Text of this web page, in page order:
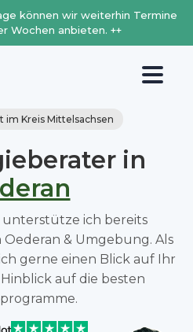
können wir weiterhin Termine
Wochen anbieten. ++
im Kreis Mittelsachsen
in
unterstütze ich bereits
& Umgebung. Als
gerne einen Blick auf Ihr
auf die besten